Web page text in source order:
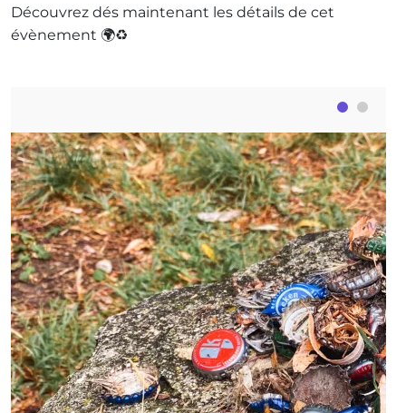
Découvrez dés maintenant les détails de cet
évènement 🌍♻️